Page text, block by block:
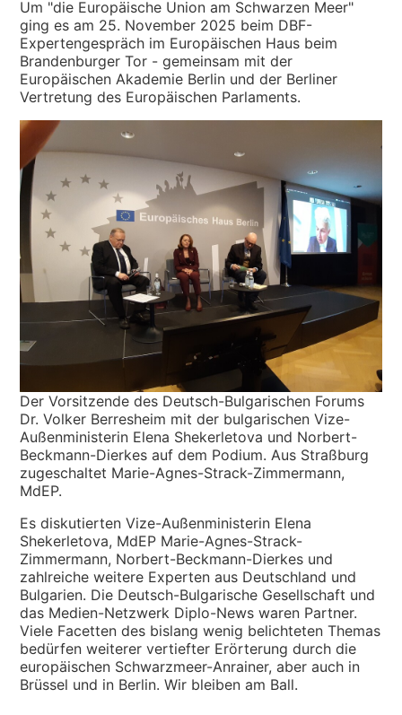
Um "die Europäische Union am Schwarzen Meer"
ging es am 25. November 2025 beim DBF-
Expertengespräch im Europäischen Haus beim
Brandenburger Tor - gemeinsam mit der
Europäischen Akademie Berlin und der Berliner
Vertretung des Europäischen Parlaments.
Der Vorsitzende des Deutsch-Bulgarischen Forums
Dr. Volker Berresheim mit der bulgarischen Vize-
Außenministerin Elena Shekerletova und Norbert-
Beckmann-Dierkes auf dem Podium. Aus Straßburg
zugeschaltet Marie-Agnes-Strack-Zimmermann,
MdEP.
Es diskutierten Vize-Außenministerin Elena
Shekerletova, MdEP Marie-Agnes-Strack-
Zimmermann, Norbert-Beckmann-Dierkes und
zahlreiche weitere Experten aus Deutschland und
Bulgarien. Die Deutsch-Bulgarische Gesellschaft und
das Medien-Netzwerk Diplo-News waren Partner.
Viele Facetten des bislang wenig belichteten Themas
bedürfen weiterer vertiefter Erörterung durch die
europäischen Schwarzmeer-Anrainer, aber auch in
Brüssel und in Berlin. Wir bleiben am Ball.